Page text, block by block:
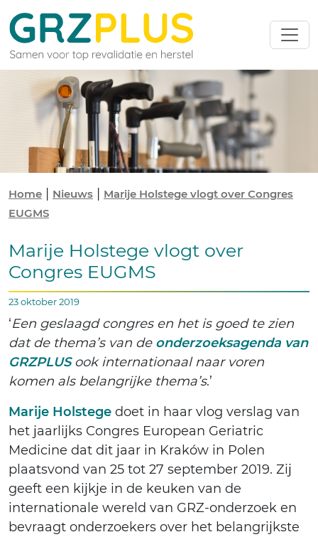
Home Nieuws
Marije Holstege vlogt over Congres
EUGMS
Marije Holstege vlogt over
Congres EUGMS
23 oktober 2019
‘Een geslaagd congres en het is goed te zien
dat de thema’s van de onderzoeksagenda van
GRZPLUSook internationaal naar voren
komen als belangrijke thema’s.’
Marije Holstege doet in haar vlog verslag van
het jaarlijks Congres European Geriatric
Medicine dat dit jaar in Kraków in Polen
plaatsvond van 25 tot 27 september 2019. Zij
geeft een kijkje in de keuken van de
internationale wereld van GRZ-onderzoek en
bevraagt onderzoekers over het belangrijkste